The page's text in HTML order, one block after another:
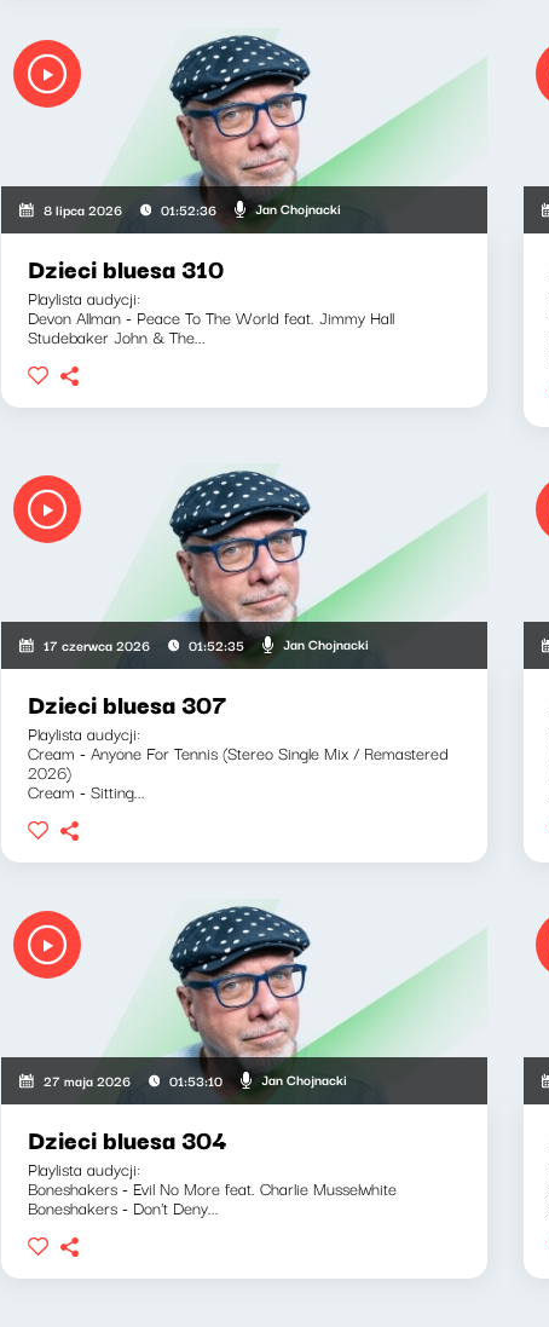
8 lipca 2026 01:52:36 Jan Chojnacki
Dzieci bluesa 310
Playlista audycji:
Devon Allman - Peace To The World feat. Jimmy Hall
Studebaker John & The...
17 czerwca 2026 01:52:35 Jan Chojnacki
Dzieci bluesa 307
Playlista audycji:
Cream - Anyone For Tennis (Stereo Single Mix / Remastered
2026)
Cream - Sitting...
27 maja 2026 01:53:10 Jan Chojnacki
Dzieci bluesa 304
Playlista audycji:
Boneshakers - Evil No More feat. Charlie Musselwhite
Boneshakers - Don't Deny...